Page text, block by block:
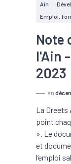
Ain
Emploi,
Note
l'Ain
2023
en
La Dreets
point
». Le
et
l’emploi